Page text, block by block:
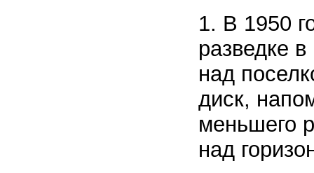
1. В 1950
разведке
над
диск,
меньшего
над